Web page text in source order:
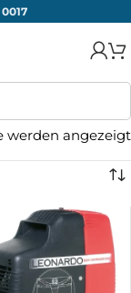
0017
werden angezeigt